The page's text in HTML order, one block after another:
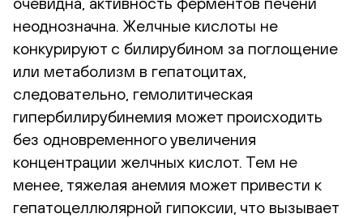
неоднозначна. Желчные кислоты не
конкурируют с билирубином за поглощение
или метаболизм в гепатоцитах,
следовательно, гемолитическая
гипербилирубинемия может происходить
без одновременного увеличения
концентрации желчных кислот. Тем не
менее, тяжелая анемия может привести к
гепатоцеллюлярной гипоксии, что вызывает